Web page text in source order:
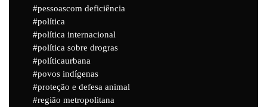
pessoascom deficiência
política
política internacional
política sobre drogras
políticaurbana
povos indígenas
proteção e defesa animal
região metropolitana